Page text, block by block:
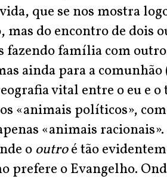
que se nos mostra
mas do encontro de dois
família com
ainda para a
vital entre o eu e
«animais políticos»,
«animais
o outroé tão
prefere o Evangelho.